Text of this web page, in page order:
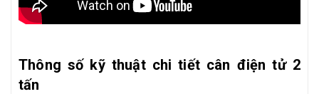
Thông số kỹ thuật chi tiết cân điện tử 2
tấn